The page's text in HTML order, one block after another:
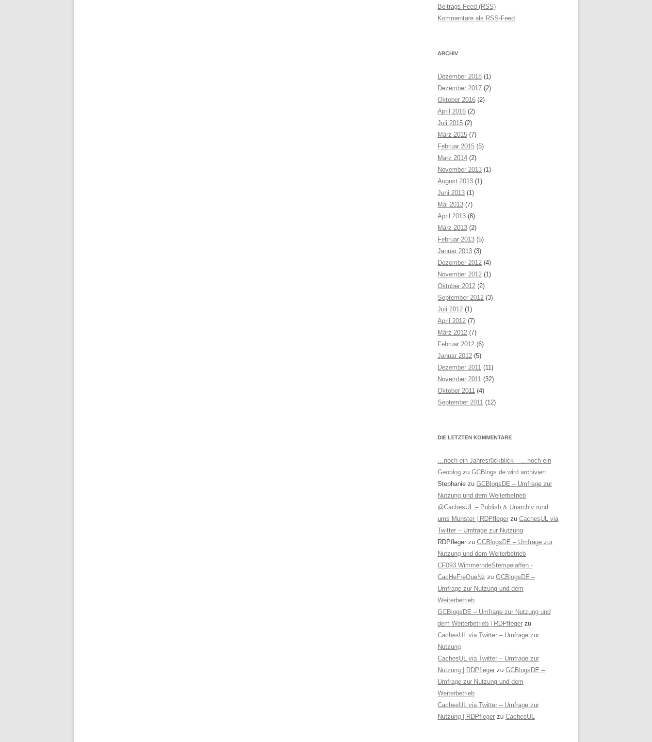
Beitrags-Feed (RSS)
Kommentare als RSS-Feed
ARCHIV
Dezember 2018 (1)
Dezember 2017 (2)
Oktober 2016 (2)
April 2016 (2)
Juli 2015 (2)
März 2015 (7)
Februar 2015 (5)
März 2014 (2)
November 2013 (1)
August 2013 (1)
Juni 2013 (1)
Mai 2013 (7)
April 2013 (8)
März 2013 (2)
Februar 2013 (5)
Januar 2013 (3)
Dezember 2012 (4)
November 2012 (1)
Oktober 2012 (2)
September 2012 (3)
Juli 2012 (1)
April 2012 (7)
März 2012 (7)
Februar 2012 (6)
Januar 2012 (5)
Dezember 2011 (11)
November 2011 (32)
Oktober 2011 (4)
September 2011 (12)
DIE LETZTEN KOMMENTARE
…noch ein Jahresrückblick – …noch ein
Geoblog zu GCBlogs.de wird archiviert
Stephanie zu GCBlogsDE – Umfrage zur
Nutzung und dem Weiterbetrieb
@CachesUL – Publish & Unarchiv rund
ums Münster | RDPfleger zu CachesUL via
Twitter – Umfrage zur Nutzung
RDPfleger zu GCBlogsDE – Umfrage zur
Nutzung und dem Weiterbetrieb
CF093 WimmerndeStempelaffen -
CacHeFreQueNz zu GCBlogsDE –
Umfrage zur Nutzung und dem
Weiterbetrieb
GCBlogsDE – Umfrage zur Nutzung und
dem Weiterbetrieb | RDPfleger zu
CachesUL via Twitter – Umfrage zur
Nutzung
CachesUL via Twitter – Umfrage zur
Nutzung | RDPfleger zu GCBlogsDE –
Umfrage zur Nutzung und dem
Weiterbetrieb
CachesUL via Twitter – Umfrage zur
Nutzung | RDPfleger zu CachesUL